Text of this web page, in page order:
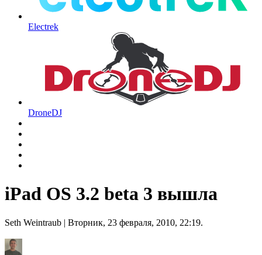
Electrek
DroneDJ
iPad OS 3.2 beta 3 вышла
Seth Weintraub | Вторник, 23 февраля, 2010, 22:19.